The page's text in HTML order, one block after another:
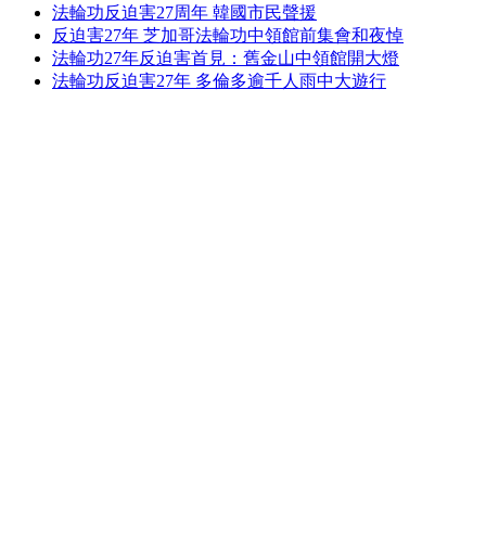
法輪功反迫害27周年 韓國市民聲援
反迫害27年 芝加哥法輪功中領館前集會和夜悼
法輪功27年反迫害首見：舊金山中領館開大燈
法輪功反迫害27年 多倫多逾千人雨中大遊行